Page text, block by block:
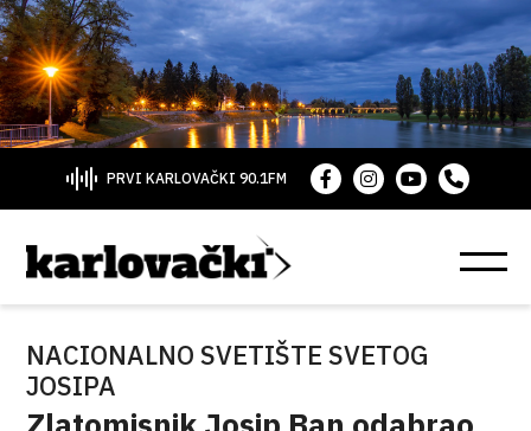
PRVI KARLOVAČKI 90.1FM
NACIONALNO SVETIŠTE SVETOG
JOSIPA